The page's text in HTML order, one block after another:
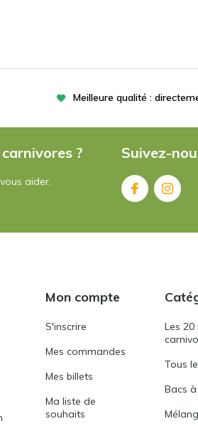
Meilleure qualité :
?
aider.
Suivez-
Mon compte
S'inscrire
Mes commandes
Mes billets
Ma liste de
souhaits
Les
Tous
Bacs